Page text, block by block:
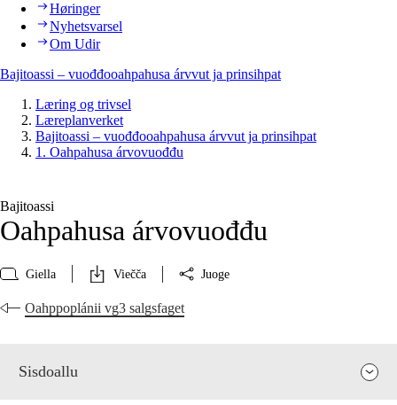
Høringer
Nyhetsvarsel
Om Udir
Bajitoassi – vuođđooahpahusa árvvut ja prinsihpat
Læring og trivsel
Læreplanverket
Bajitoassi – vuođđooahpahusa árvvut ja prinsihpat
1. Oahpahusa árvovuođđu
Bajitoassi
Oahpahusa árvovuođđu
Giella Viečča Juoge
Oahppoplánii vg3 salgsfaget
Sisdoallu